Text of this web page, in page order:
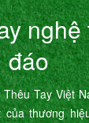
đáo
Tay Việt
của thương